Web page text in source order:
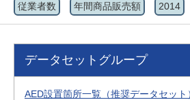
従業者数 年間商品販売額 2014
データセットグループ
AED設置箇所一覧（推奨データセット